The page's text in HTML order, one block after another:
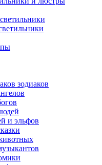
зодиаков
и эльфов